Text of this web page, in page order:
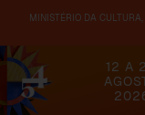
MINISTÉRIO DA
12 A